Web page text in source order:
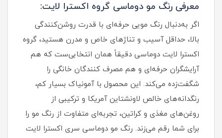
معرفی رنگ مو دوماسی گروه اکسترا لایت:
اگر به‌دنبال رنگ مویی حرفه‌ای با قدرت روشن‌کنندگی
بالا، حداقل آسیب و تناژهای خاص و مدرن هستید، گروه
اکسترا لایت دوماسی دقیقاً همان انتخابی‌ست که هم
آرایشگران حرفه‌ای و هم مصرف‌ کنندگان خانگی را
شگفت‌زده می‌کند. این محصول با آمونیاک بسیار کم،
رنگدانه‌های خالص لاونشتاین آمریکا و ترکیبی از
روغن‌های مغذی و کراتین، تجربه‌ای متفاوت از رنگ مو را
برای شما رقم می‌زند. رنگ مو دوماسی سری اکسترا لایت